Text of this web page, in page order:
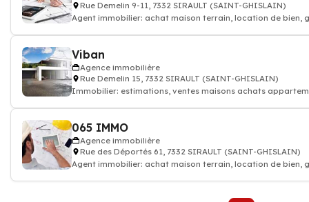
Rue Demelin 9-11, 7332 SIRAULT (SAINT-GHISLAIN)
Agent immobilier: achat maison terrain, location de bien,
Viban
Agence immobilière
Rue Demelin 15, 7332 SIRAULT (SAINT-GHISLAIN)
Immobilier: estimations, ventes maisons achats
065 IMMO
Agence immobilière
Rue des Déportés 61, 7332 SIRAULT (SAINT-GHISLAIN)
Agent immobilier: achat maison terrain, location de bien,